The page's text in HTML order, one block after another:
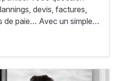
devis, factures,
de paie… Avec un simple…